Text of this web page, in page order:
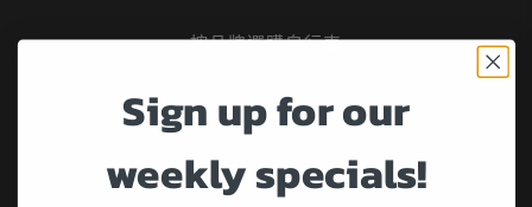
按品牌選購自行車
全城
坎農代爾
Sign up for our
weekly specials!